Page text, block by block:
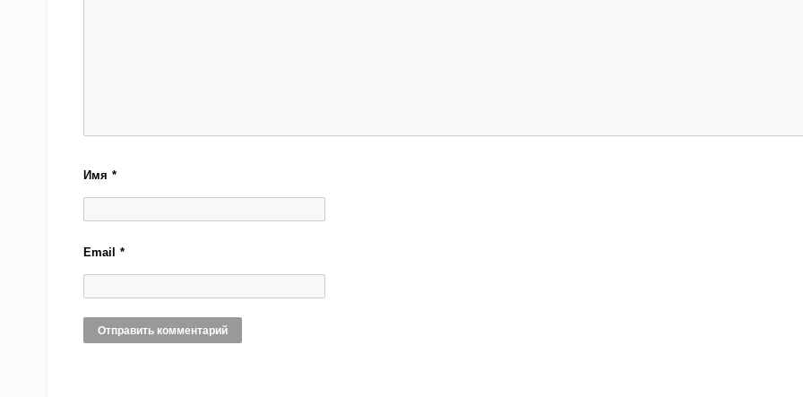
Имя*
Email*